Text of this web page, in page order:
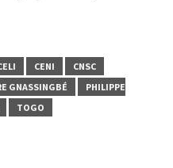
CENI
CNSC
GNASSINGBÉ
PHILIPPE
TOGO